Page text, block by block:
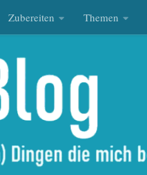
Zubereiten Themen